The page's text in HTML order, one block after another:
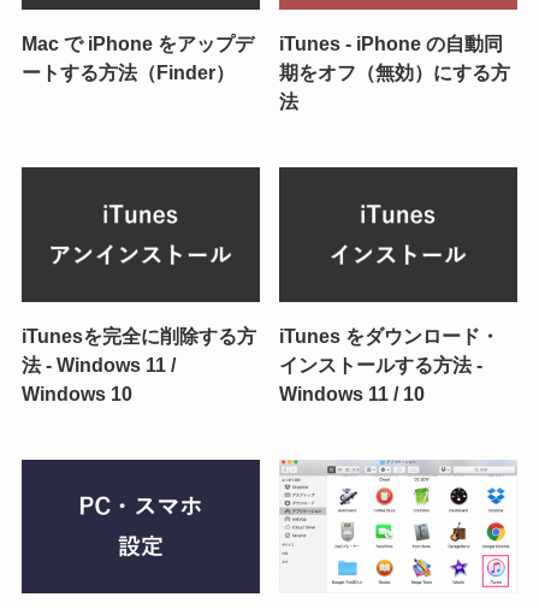
Mac で iPhone をアップデ
ートする方法（Finder）
iTunes - iPhone の自動同
期をオフ（無効）にする方
法
iTunesを完全に削除する方
法 - Windows 11 /
Windows 10
iTunes をダウンロード・
インストールする方法 -
Windows 11 / 10